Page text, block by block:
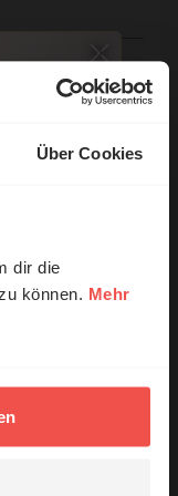
Über Cookies
dir die
können. Mehr
teilen.
Weitergabe